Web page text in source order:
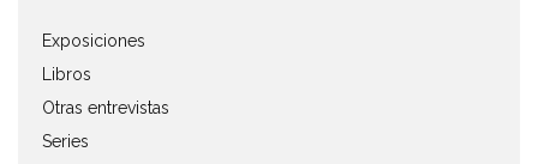
Exposiciones
Libros
Otras entrevistas
Series